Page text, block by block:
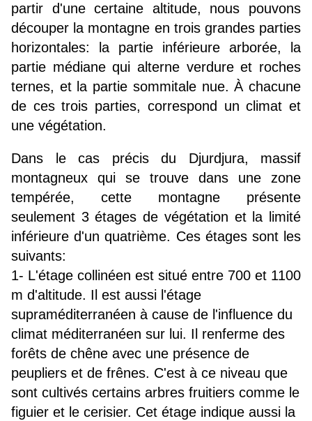
partir d'une certaine altitude, nous pouvons
découper la montagne en trois grandes parties
horizontales: la partie inférieure arborée, la
partie médiane qui alterne verdure et roches
ternes, et la partie sommitale nue. À chacune
de ces trois parties, correspond un climat et
une végétation.
Dans le cas précis du Djurdjura, massif
montagneux qui se trouve dans une zone
tempérée, cette montagne présente
seulement 3 étages de végétation et la limité
inférieure d'un quatrième. Ces étages sont les
suivants:
1- L'étage collinéen est situé entre 700 et 1100
m d'altitude. Il est aussi l'étage
supraméditerranéen à cause de l'influence du
climat méditerranéen sur lui. Il renferme des
forêts de chêne avec une présence de
peupliers et de frênes. C'est à ce niveau que
sont cultivés certains arbres fruitiers comme le
figuier et le cerisier. Cet étage indique aussi la